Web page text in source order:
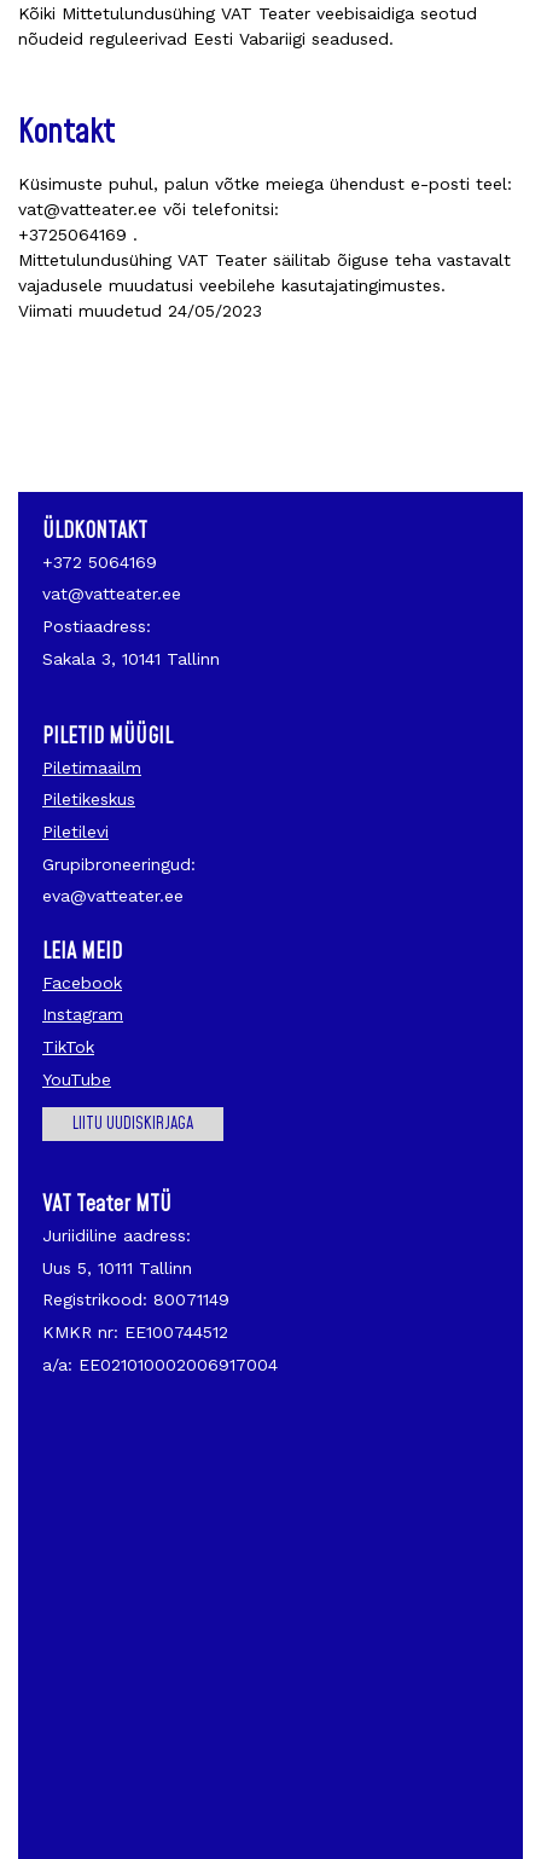
Kõiki Mittetulundusühing VAT Teater veebisaidiga seotud
nõudeid reguleerivad Eesti Vabariigi seadused.
Kontakt
Küsimuste puhul, palun võtke meiega ühendust e-posti teel:
vat@vatteater.ee või telefonitsi:
+3725064169 .
Mittetulundusühing VAT Teater säilitab õiguse teha vastavalt
vajadusele muudatusi veebilehe kasutajatingimustes.
Viimati muudetud 24/05/2023
ÜLDKONTAKT
+372 5064169
vat@vatteater.ee
Postiaadress:
Sakala 3, 10141 Tallinn
PILETID MÜÜGIL
Piletimaailm
Piletikeskus
Piletilevi
Grupibroneeringud:
eva@vatteater.ee
LEIA MEID
Facebook
Instagram
TikTok
YouTube
LIITU UUDISKIRJAGA
VAT Teater MTÜ
Juriidiline aadress:
Uus 5, 10111 Tallinn
Registrikood: 80071149
KMKR nr: EE100744512
a/a: EE021010002006917004